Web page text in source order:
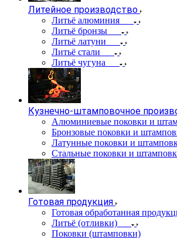
Литейное производство
Литьё алюминия
Литьё бронзы
Литьё латуни
Литьё стали
Литьё чугуна
Кузнечно-штамповочное
Алюминиевые поковки и
Бронзовые поковки и
Латунные поковки и
Стальные поковки и
Готовая продукция
Готовая обработанная
Литьё (отливки)
Поковки (штамповки)